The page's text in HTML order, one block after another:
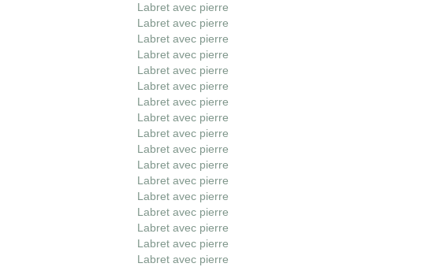
Labret avec pierre
Labret avec pierre
Labret avec pierre
Labret avec pierre
Labret avec pierre
Labret avec pierre
Labret avec pierre
Labret avec pierre
Labret avec pierre
Labret avec pierre
Labret avec pierre
Labret avec pierre
Labret avec pierre
Labret avec pierre
Labret avec pierre
Labret avec pierre
Labret avec pierre